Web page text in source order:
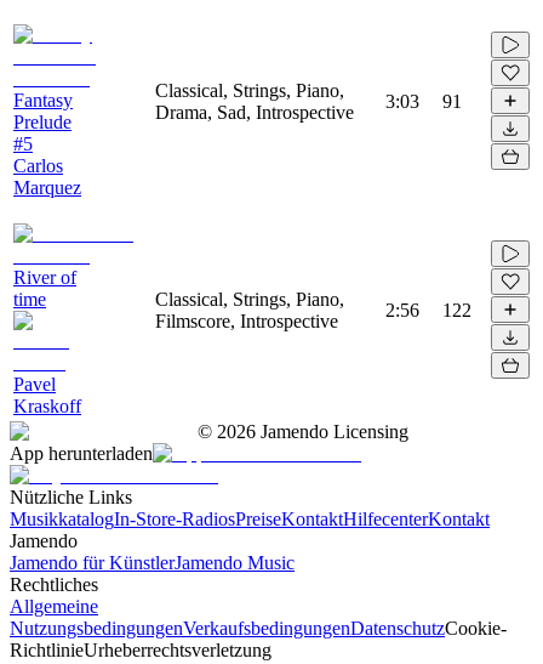
Fantasy
Prelude
#5
Carlos
Marquez
Classical, Strings, Piano,
Drama, Sad, Introspective
3:03 91
River of
time
Pavel
Kraskoff
Classical, Strings, Piano,
Filmscore, Introspective
2:56 122
© 2026 Jamendo Licensing
App herunterladen
Nützliche Links
MusikkatalogIn-Store-RadiosPreiseKontaktHilfecenterKontakt
Jamendo
Jamendo für KünstlerJamendo Music
Rechtliches
Allgemeine
NutzungsbedingungenVerkaufsbedingungenDatenschutzCookie-
RichtlinieUrheberrechtsverletzung